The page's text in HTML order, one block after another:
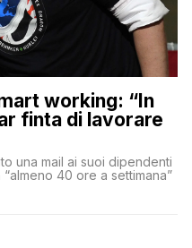
working: “In
finta di lavorare
una mail ai suoi dipendenti
40 ore a settimana”